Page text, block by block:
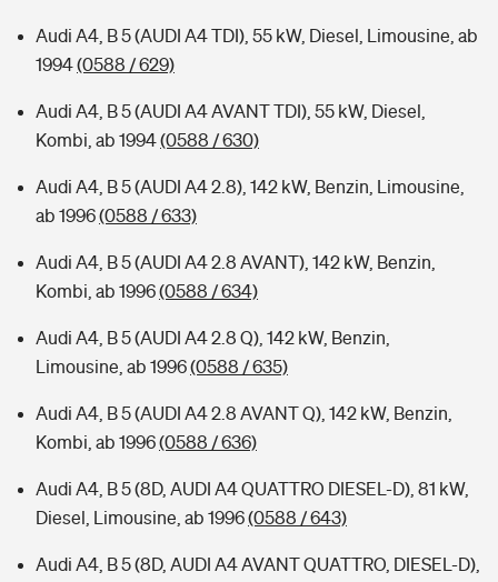
Audi A4, B 5 (AUDI A4 TDI), 55 kW, Diesel, Limousine, ab
1994(0588 / 629)
Audi A4, B 5 (AUDI A4 AVANT TDI), 55 kW, Diesel,
Kombi, ab 1994(0588 / 630)
Audi A4, B 5 (AUDI A4 2.8), 142 kW, Benzin, Limousine,
ab 1996(0588 / 633)
Audi A4, B 5 (AUDI A4 2.8 AVANT), 142 kW, Benzin,
Kombi, ab 1996(0588 / 634)
Audi A4, B 5 (AUDI A4 2.8 Q), 142 kW, Benzin,
Limousine, ab 1996(0588 / 635)
Audi A4, B 5 (AUDI A4 2.8 AVANT Q), 142 kW, Benzin,
Kombi, ab 1996(0588 / 636)
Audi A4, B 5 (8D, AUDI A4 QUATTRO DIESEL-D), 81 kW,
Diesel, Limousine, ab 1996(0588 / 643)
Audi A4, B 5 (8D, AUDI A4 AVANT QUATTRO, DIESEL-D),